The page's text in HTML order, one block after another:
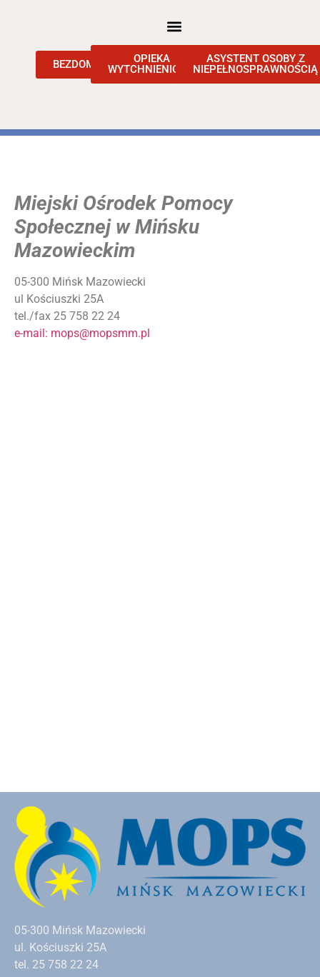
BEZDOMNOŚĆ
OPIEKA
WYTCHNIENIOWA
ASYSTENT OSOBY Z
NIEPEŁNOSPRAWNOŚCIĄ
Miejski Ośrodek Pomocy
Społecznej w Mińsku
Mazowieckim
05-300 Mińsk Mazowiecki
ul Kościuszki 25A
tel./fax 25 758 22 24
e-mail: mops@mopsmm.pl
05-300 Mińsk Mazowiecki
ul. Kościuszki 25A
tel. 25 758 22 24